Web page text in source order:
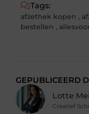
Tags:
afzethek kopen ,
bestellen ,
GEPUBLICEERD
Lotte
Creatief